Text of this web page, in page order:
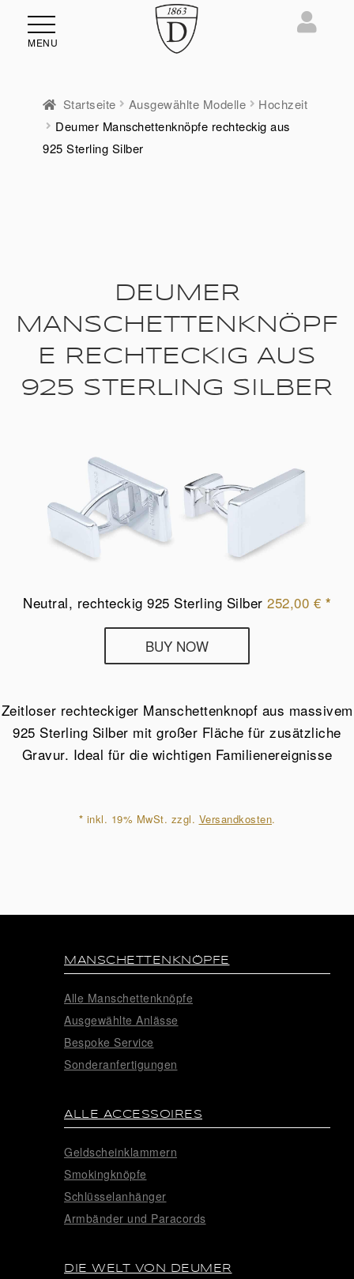
MENU
Startseite Ausgewählte Modelle
Hochzeit
Deumer Manschettenknöpfe rechteckig aus
925 Sterling Silber
DEUMER
MANSCHETTENKNÖPF
E RECHTECKIG AUS
925 STERLING SILBER
Neutral, rechteckig 925 Sterling Silber 252,00 € *
Manschettenknöpfe
aus
925
Sterling
BUY NOW
Zeitloser rechteckiger Manschettenknopf aus massivem
925 Sterling Silber mit großer Fläche für zusätzliche
Gravur. Ideal für die wichtigen Familienereignisse
* inkl. 19% MwSt. zzgl. Versandkosten.
MANSCHETTENKNÖPFE
Alle Manschettenknöpfe
Ausgewählte Anlässe
Bespoke Service
Sonderanfertigungen
ALLE ACCESSOIRES
Geldscheinklammern
Smokingknöpfe
Schlüsselanhänger
Armbänder und Paracords
DIE WELT VON DEUMER